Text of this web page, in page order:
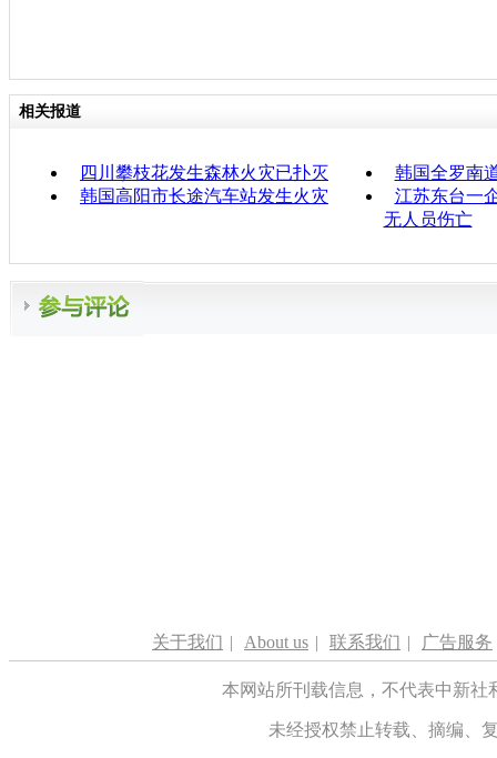
相关报道
四川攀枝花发生森林火灾已扑灭
韩国全罗南
韩国高阳市长途汽车站发生火灾
江苏东台一
无人员伤亡
关于我们 | About us | 联系我们 | 广告服务
本网站所刊载信息，不代表中新
未经授权禁止转载、摘编、